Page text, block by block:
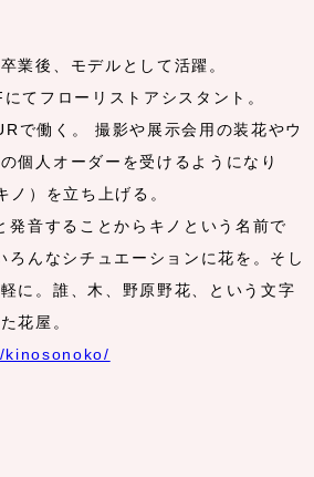
業後、モデルとして活躍。
てフローリストアシスタント。
で働く。 撮影や展示会用の装花やウ
個人オーダーを受けるようになり
）を立ち上げる。
発音することからキノという名前で
んなシチュエーションに花を。そし
に。誰、木、野原野花、という文字
花屋。
kinosonoko/